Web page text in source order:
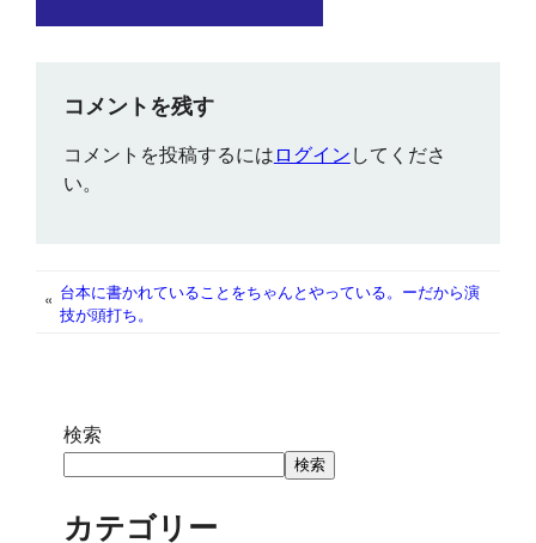
コメントを残す
コメントを投稿するにはログインしてくださ
い。
« 台本に書かれていることをちゃんとやっている。ーだから演
技が頭打ち。
検索
検索
カテゴリー